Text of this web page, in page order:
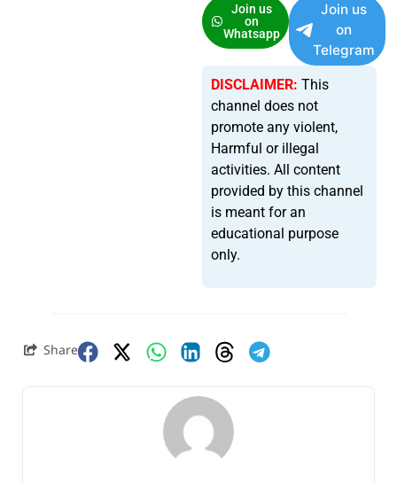
Join us
on
Whatsapp
Join us
on
Telegram
DISCLAIMER: This
channel does not
promote any violent,
Harmful or illegal
activities. All content
provided by this channel
is meant for an
educational purpose
only.
Share